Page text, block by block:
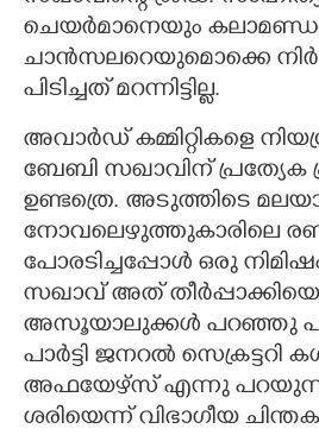
ചെയർമാനെയും
ചാൻസലറെയുമൊക്കെ
പിടിച്ചത് മറന്നിട്ടില്ല.
അവാർഡ് കമ്മിറ്റികളെ
ബേബി സഖാവിന് പ്രത്യേക
ഉണ്ടത്രെ. അടുത്തിടെ
നോവലെഴുത്തുകാരിലെ
പോരടിച്ചപ്പോൾ ഒരു
സഖാവ് അത്
അസൂയാലുക്കൾ പറഞ്ഞു
പാർട്ടി ജനറൽ സെക്രട്ടറി
അഫയേഴ്സ് എന്നു
ശരിയെന്ന് വിഭാഗീയ